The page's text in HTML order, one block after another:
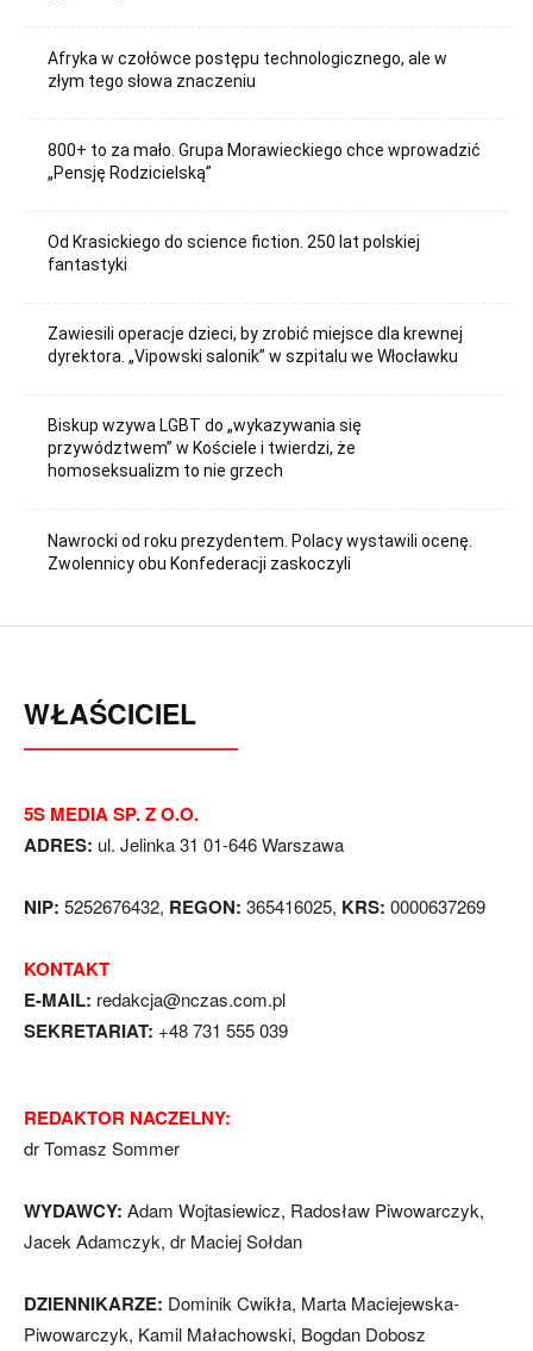
Afryka w czołówce postępu technologicznego, ale w
złym tego słowa znaczeniu
800+ to za mało. Grupa Morawieckiego chce wprowadzić
„Pensję Rodzicielską”
Od Krasickiego do science fiction. 250 lat polskiej
fantastyki
Zawiesili operacje dzieci, by zrobić miejsce dla krewnej
dyrektora. „Vipowski salonik” w szpitalu we Włocławku
Biskup wzywa LGBT do „wykazywania się
przywództwem” w Kościele i twierdzi, że
homoseksualizm to nie grzech
Nawrocki od roku prezydentem. Polacy wystawili ocenę.
Zwolennicy obu Konfederacji zaskoczyli
WŁAŚCICIEL
5S MEDIA SP. Z O.O.
ADRES: ul. Jelinka 31 01-646 Warszawa
NIP: 5252676432, REGON: 365416025, KRS: 0000637269
KONTAKT
E-MAIL: redakcja@nczas.com.pl
SEKRETARIAT: +48 731 555 039
REDAKTOR NACZELNY:
dr Tomasz Sommer
WYDAWCY: Adam Wojtasiewicz, Radosław Piwowarczyk,
Jacek Adamczyk, dr Maciej Sołdan
DZIENNIKARZE: Dominik Cwikła, Marta Maciejewska-
Piwowarczyk, Kamil Małachowski, Bogdan Dobosz